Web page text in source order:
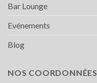
Bar Lounge
Evénements
Blog
NOS COORDONNÉES